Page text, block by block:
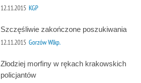
12.11.2015 KGP
Szczęśliwie zakończone poszukiwania
12.11.2015 Gorzów Wlkp.
Złodziej morfiny w rękach krakowskich
policjantów